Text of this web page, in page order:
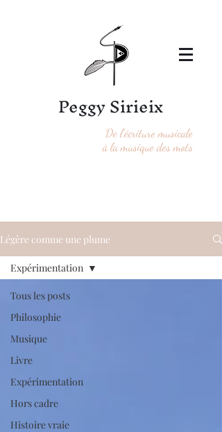
Peggy Sirieix
De l'écriture musicale
à la musique des mots
Légère comme une plume
Tous les posts
Philosophie
Musique
Livre
Expérimentation
Hors cadre
Histoire vraie
Expérimentation